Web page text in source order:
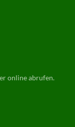
online abrufen.